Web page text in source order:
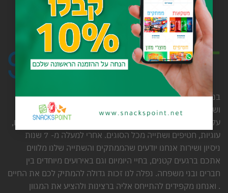
בני משפחת Snacks Point נולדו עם אהבה גדולה לממתקים
ושתייה.
על כן אנחנו מבינים מצוין את החשק ותאווה לשוקולדים איכותיים,
עוגיות, חטיפים ושתייה מכל הסוגים. אחרי למעלה מ- 7 שנות
ניסיון ושירות אנחנו יודעים שהממתקים והשתייה שלנו מלווים
אתכם ברגעים קטנים, בחיי היומיום וגם באירועים מיוחדים בין
חברים ובני משפחה. נפלה לנו זכות גדולה להמתיק לכם את החיים
. ואנחנו מקפידים להתייחס אליה ברצינות ולהציע את המגוון